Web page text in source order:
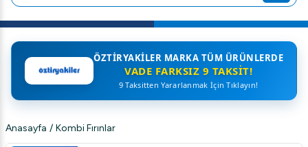
ÖZTIRYAKILER MARKA TÜM ÜRÜNLERDE
VADE FARKSIZ 9 TAKSIT!
9 Taksitten Yararlanmak İçin Tıklayın!
Anasayfa / Kombi Fırınlar